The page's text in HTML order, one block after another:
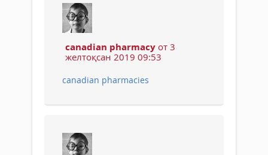
canadian pharmacy от 3
желтоқсан 2019 09:53
canadian pharmacies